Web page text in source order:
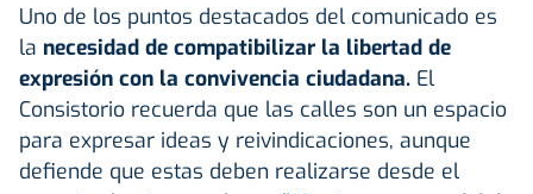
Uno de los puntos destacados del comunicado es
la necesidad de compatibilizar la libertad de
expresión con la convivencia ciudadana. El
Consistorio recuerda que las calles son un espacio
para expresar ideas y reivindicaciones, aunque
defiende que estas deben realizarse desde el